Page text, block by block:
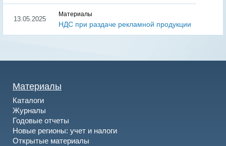
13.05.2025
Материалы
НДС при раздаче рекламной продукции
Материалы
Каталоги
Журналы
Годовые отчеты
Новые регионы: учет и налоги
Открытые материалы